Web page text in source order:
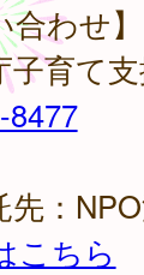
合わせ】
子育て
8477
先：
こちら